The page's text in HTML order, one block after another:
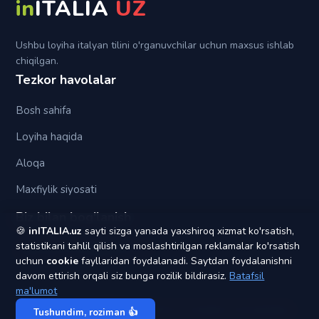
inITALIA UZ
Ushbu loyiha italyan tilini o'rganuvchilar uchun maxsus ishlab
chiqilgan.
Tezkor havolalar
Bosh sahifa
Loyiha haqida
Aloqa
Maxfiylik siyosati
Biz bilan bog'lanish
yagonapochta1@gmail.com
© 2020 - 2026inITALIA UZ
🍪 inITALIA.uz sayti sizga yanada yaxshiroq xizmat ko'rsatish,
statistikani tahlil qilish va moslashtirilgan reklamalar ko'rsatish
uchun cookie fayllaridan foydalanadi. Saytdan foydalanishni
davom ettirish orqali siz bunga rozilik bildirasiz.Batafsil
ma'lumot
Tushundim, roziman 👍